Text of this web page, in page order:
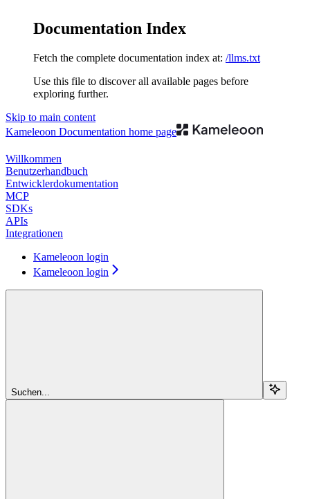
Documentation Index
Fetch the complete documentation index at: /llms.txt
Use this file to discover all available pages before
exploring further.
Skip to main content
Kameleoon Documentation home page
Willkommen
Benutzerhandbuch
Entwicklerdokumentation
MCP
SDKs
APIs
Integrationen
Kameleoon login
Kameleoon login
Suchen...